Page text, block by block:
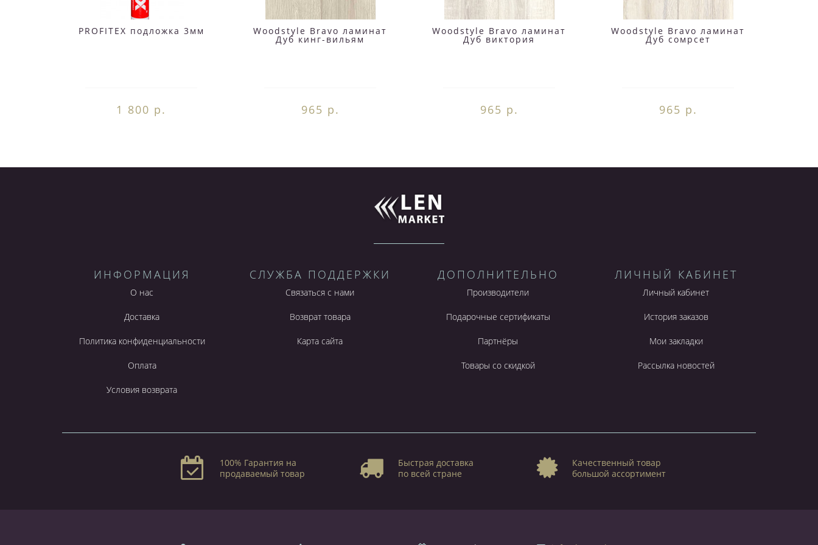
PROFITEX подложка 3мм
1 800 р.
Woodstyle Bravo ламинат
Дуб кинг-вильям
965 р.
Woodstyle Bravo ламинат
Дуб виктория
965 р.
Woodstyle Bravo ламинат
Дуб сомрсет
965 р.
ИНФОРМАЦИЯ
О нас
Доставка
Политика конфиденциальности
Оплата
Условия возврата
СЛУЖБА ПОДДЕРЖКИ
Связаться с нами
Возврат товара
Карта сайта
ДОПОЛНИТЕЛЬНО
Производители
Подарочные сертификаты
Партнёры
Товары со скидкой
ЛИЧНЫЙ КАБИНЕТ
Личный кабинет
История заказов
Мои закладки
Рассылка новостей
100% Гарантия на
продаваемый товар
Быстрая доставка
по всей стране
Качественный товар
большой ассортимент